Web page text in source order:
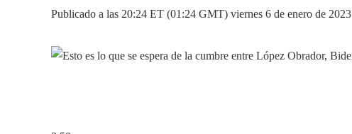
Publicado a las 20:24 ET (01:24 GMT) viernes 6 de enero de 2023